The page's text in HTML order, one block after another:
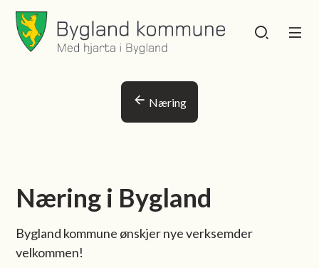
Bygland kommune
Næring
Næring i Bygland
Bygland kommune ønskjer nye verksemder
velkommen!